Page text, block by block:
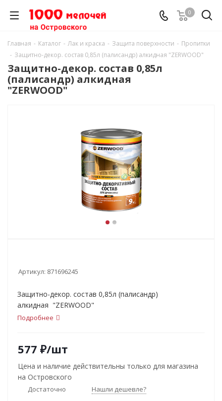
0
Главная - Каталог - Лак и краска - Защита поверхности - Пропитки
- Защитно-декор. состав 0,85л (палисандр) алкидная "ZERWOOD"
Защитно-декор. состав 0,85л
(палисандр) алкидная
"ZERWOOD"
Артикул: 871696245
Защитно-декор. состав 0,85л (палисандр)
алкидная "ZERWOOD"
Подробнее
577 ₽/шт
Цена и наличие действительны только для магазина
на Островского
Достаточно Нашли дешевле?